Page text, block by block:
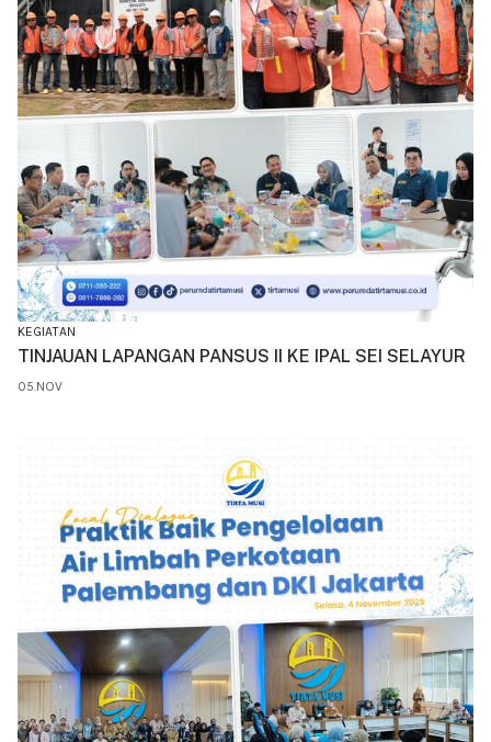
KEGIATAN
TINJAUAN LAPANGAN PANSUS II KE IPAL SEI SELAYUR
05.NOV